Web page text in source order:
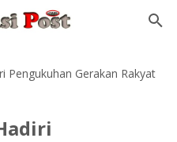
Pengukuhan Gerakan Rakyat